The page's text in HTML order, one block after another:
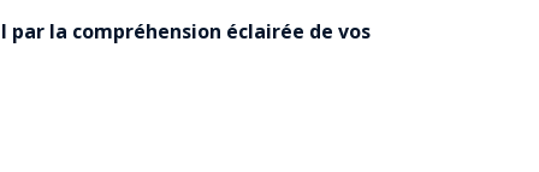
la compréhension éclairée de vos